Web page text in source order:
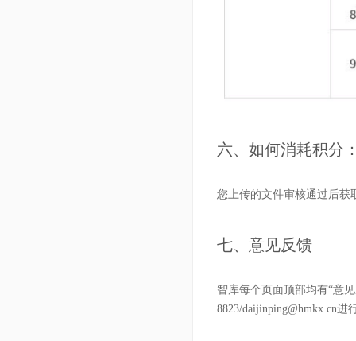
六、如何消耗积分
您上传的文件审核通过后获
七、意见反馈
智库每个页面顶部均有“意
8823/daijinping@hmkx.cn